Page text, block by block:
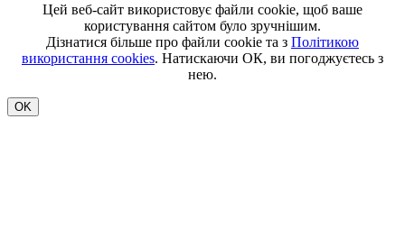
Цей веб-сайт використовує файли cookie, щоб ваше
користування сайтом було зручнішим.
Дізнатися більше про файли cookie та з Політикою
використання cookies. Натискаючи ОК, ви погоджуєтесь з
нею.
OK